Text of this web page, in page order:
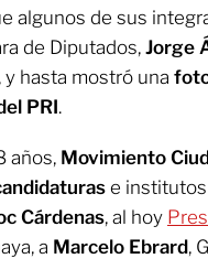
algunos de sus
de Diputados, Jorge
hasta mostró una
PRI.
años, Movimiento
e
Cárdenas, al hoy
a Marcelo Ebrard,